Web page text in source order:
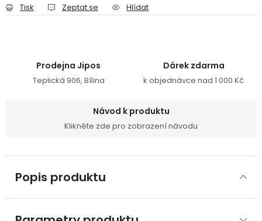
Tisk Zeptat se Hlídat
Prodejna Jipos
Teplická 906, Bílina
Dárek zdarma
k objednávce nad 1 000 Kč
Návod k produktu
Klikněte zde pro zobrazení návodu
Popis produktu